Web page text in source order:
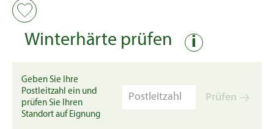
Winterhärte prüfen i
Geben Sie Ihre
Postleitzahl ein und
prüfen Sie Ihren
Standort auf Eignung
Prüfen